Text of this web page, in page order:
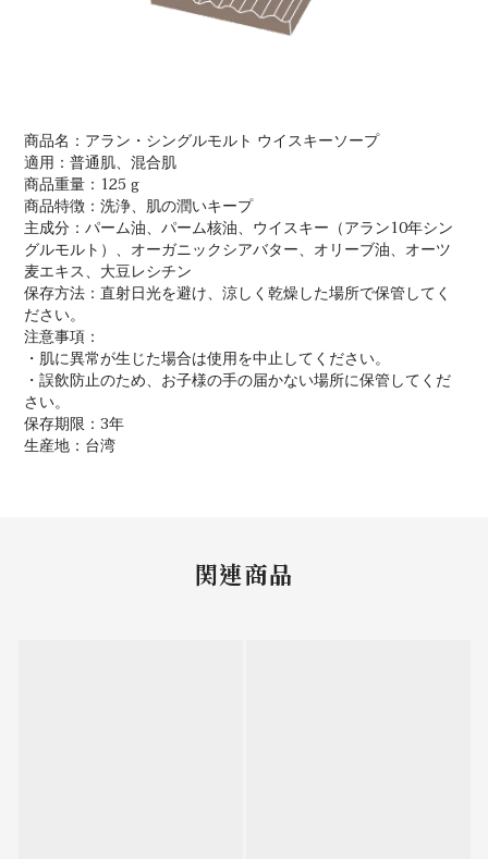
商品名：アラン・シングルモルト ウイスキーソープ
適用：普通肌、混合肌
商品重量：125 g
商品特徴：洗浄、肌の潤いキープ
主成分：パーム油、パーム核油、ウイスキー（アラン10年シン
グルモルト）、オーガニックシアバター、オリーブ油、オーツ
麦エキス、大豆レシチン
保存方法：直射日光を避け、涼しく乾燥した場所で保管してく
ださい。
注意事項：
・肌に異常が生じた場合は使用を中止してください。
・誤飲防止のため、お子様の手の届かない場所に保管してくだ
さい。
保存期限：3年
生産地：台湾
関連商品